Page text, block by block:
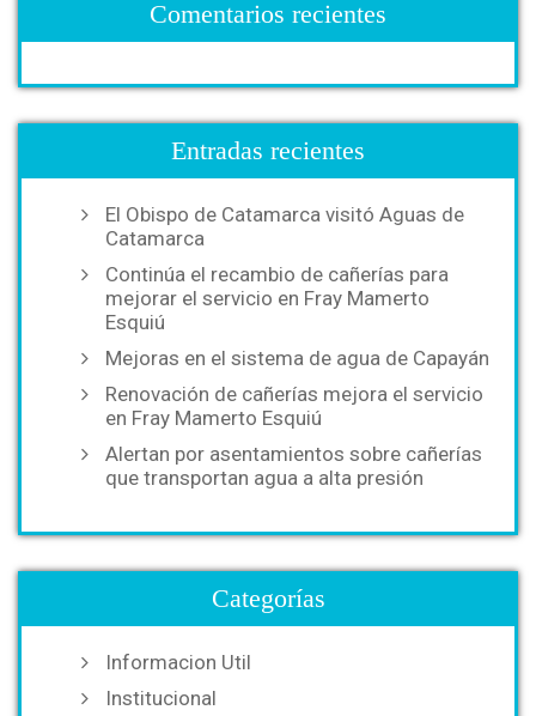
Comentarios recientes
Entradas recientes
El Obispo de Catamarca visitó Aguas de
Catamarca
Continúa el recambio de cañerías para
mejorar el servicio en Fray Mamerto
Esquiú
Mejoras en el sistema de agua de Capayán
Renovación de cañerías mejora el servicio
en Fray Mamerto Esquiú
Alertan por asentamientos sobre cañerías
que transportan agua a alta presión
Categorías
Informacion Util
Institucional